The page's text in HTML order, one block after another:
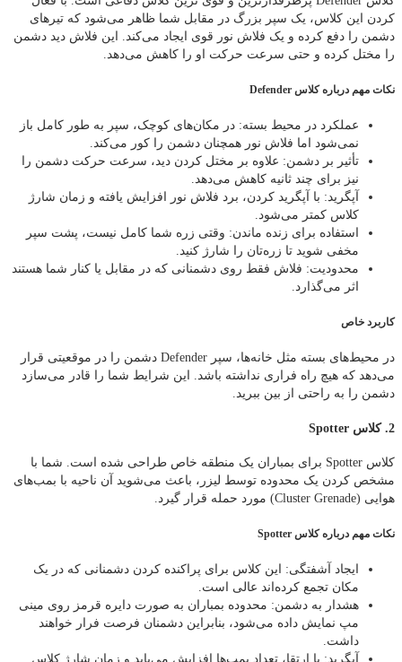
کردن این کلاس، یک سپر بزرگ در مقابل شما ظاهر می‌شود که تیرهای
دشمن را دفع کرده و یک فلاش نور قوی ایجاد می‌کند. این فلاش دید دشمن
را مختل کرده و حتی سرعت حرکت او را کاهش می‌دهد.
نکات مهم درباره کلاس Defender
عملکرد در محیط بسته: در مکان‌های کوچک، سپر به‌ طور کامل باز
نمی‌شود اما فلاش نور همچنان دشمن را کور می‌کند.
تأثیر بر دشمن: علاوه بر مختل کردن دید، سرعت حرکت دشمن را
نیز برای چند ثانیه کاهش می‌دهد.
آپگرید: با آپگرید کردن، برد فلاش نور افزایش یافته و زمان شارژ
کلاس کمتر می‌شود.
استفاده برای زنده ماندن: وقتی زره شما کامل نیست، پشت سپر
مخفی شوید تا زره‌تان را شارژ کنید.
محدودیت: فلاش فقط روی دشمنانی که در مقابل یا کنار شما هستند
اثر می‌گذارد.
کاربرد خاص
در محیط‌های بسته مثل خانه‌ها، سپر Defender دشمن را در موقعیتی قرار
می‌دهد که هیچ راه فراری نداشته باشد. این شرایط شما را قادر می‌سازد
دشمن را به راحتی از بین ببرید.
2. کلاس Spotter
کلاس Spotter برای بمباران یک منطقه خاص طراحی شده است. شما با
مشخص کردن یک محدوده توسط لیزر، باعث می‌شوید آن ناحیه با بمب‌های
هوایی (Cluster Grenade) مورد حمله قرار گیرد.
نکات مهم درباره کلاس Spotter
ایجاد آشفتگی: این کلاس برای پراکنده کردن دشمنانی که در یک
مکان تجمع کرده‌اند عالی است.
هشدار به دشمن: محدوده بمباران به صورت دایره قرمز روی مینی
مپ نمایش داده می‌شود، بنابراین دشمنان فرصت فرار خواهند
داشت.
آپگرید: با ارتقا، تعداد بمب‌ها افزایش می‌یابد و زمان شارژ کلاس